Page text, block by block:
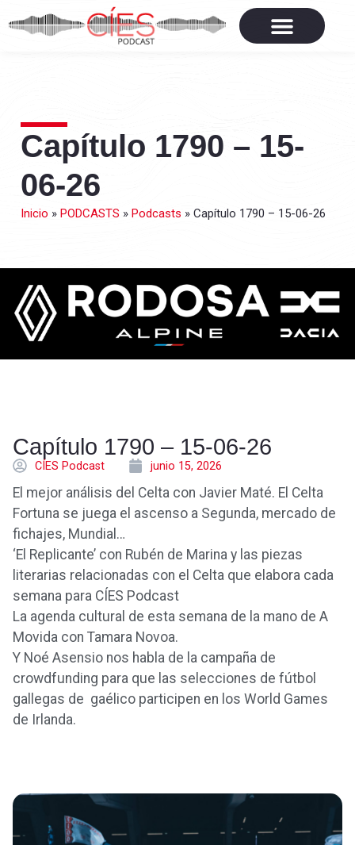
Capítulo 1790 – 15-
06-26
Inicio » PODCASTS » Podcasts » Capítulo 1790 – 15-06-26
Capítulo 1790 – 15-06-26
CÍES Podcast junio 15, 2026
El mejor análisis del Celta con Javier Maté. El Celta
Fortuna se juega el ascenso a Segunda, mercado de
fichajes, Mundial…
‘El Replicante’ con Rubén de Marina y las piezas
literarias relacionadas con el Celta que elabora cada
semana para CÍES Podcast
La agenda cultural de esta semana de la mano de A
Movida con Tamara Novoa.
Y Noé Asensio nos habla de la campaña de
crowdfunding para que las selecciones de fútbol
gallegas de gaélico participen en los World Games
de Irlanda.